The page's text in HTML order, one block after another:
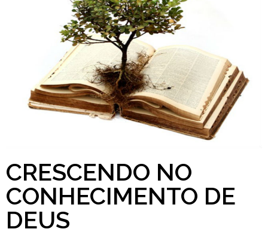
CRESCENDO NO
CONHECIMENTO DE
DEUS